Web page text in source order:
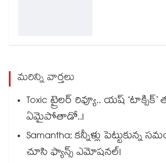
మరిన్ని వార్తలు
Toxic ట్రైలర్ రివ్యూ.. యష్ ‘టాక్సిక్’
ఏమైపోతాడో..!
Samantha: కన్నీళ్లు
చూసి ఫ్యాన్స్ ఎమోషనల్!